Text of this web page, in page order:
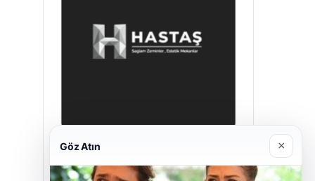
Hastaş Beton
26/05/2026
Göz Atın ×